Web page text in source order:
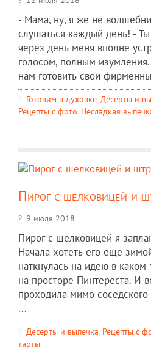
- Мама, ну, я же не
слушаться каждый день! -
через день меня вполне
голосом, полным
нам готовить свои
Готовим в духовке, Десерты и
Рецепты c фото, Несладкая
Пирог с шелковицей и
9 июля 2018
Пирог с шелковицей я
Начала хотеть его еще
наткнулась на идею в
на просторе Пинтереста. И
проходила мимо
...
Десерты и выпечка, Рецепты c
тарты